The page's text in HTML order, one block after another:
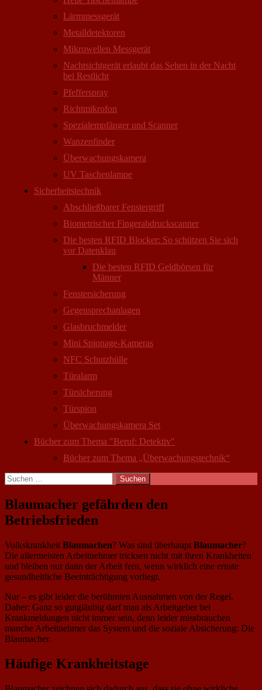
Lärmmessgerät
Metalldetektoren
Mikrowellen Messgerät
Nachtsichtgerät erlaubt das Sehen in der Nacht
bei Restlicht
Pfefferspray
Richtmikrofon
Spezialempfänger und Scanner
Wanzenfinder
Überwachungskamera
UV Taschenlampe
Sicherheitstechnik
Abschließbarer Fenstergriff
Biometrischer Fingerabdruckscanner
Die besten RFID Blocker: So schützen Sie sich
vor Datenklau
Die besten RFID Geldbörsen für
Männer
Fenstersicherung
Gegensprechanlagen
Glasbruchmelder
Mini Spionage-Kameras
NFC Schutzhülle
Türalarm
Türsicherung
Türspion
Überwachungs­kamera Set
Bücher zum Thema "Beruf: Detektiv"
Bücher zum Thema „Überwachungstechnik“
Suchen
nach:
Blaumacher gefährden den
Betriebsfrieden
Volkskrankheit Blaumachen? Was sind überhaupt Blaumacher?
Die allermeisten Arbeitnehmer tricksen nicht mit ihren Krankheiten
und bleiben nur dann der Arbeit fern, wenn wirklich eine ernste
gesundheitliche Beeinträchtigung vorliegt.
Nur – es gibt leider die berühmten Ausnahmen von der Regel.
Daher: Ganz so gutgläubig darf man als Arbeitgeber bei
Krankmeldungen nicht immer sein, denn leider missbrauchen
manche Arbeitnehmer das System und die soziale Absicherung: Die
Blaumacher.
Häufige Krankheitstage